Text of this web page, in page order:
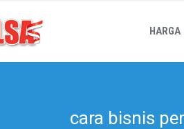
HARGA
cara bisnis